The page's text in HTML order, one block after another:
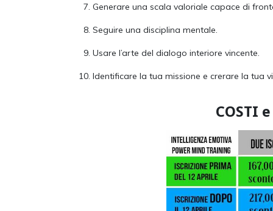
Generare una scala valoriale capace di
Seguire una disciplina mentale.
Usare l’arte del dialogo interiore vincente.
Identificare la tua missione e crerare la tua
COSTI